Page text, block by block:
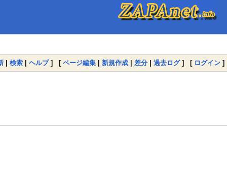
| 検索 | ヘルプ] [ ページ編集 | 新規作成 | 差分 | 過去ログ] [ ログイン ]